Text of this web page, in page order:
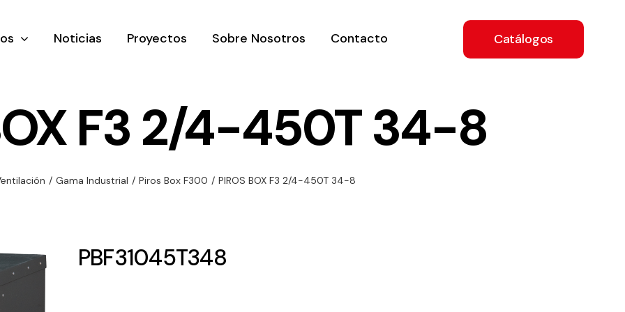
y
de
y
Ventilación
ventilación
Iluminación
Noticias Proyectos Sobre Nosotros Contacto Catálogos
F3 2/4-450T 34-8
/ Gama Industrial / Piros Box F300 / PIROS BOX F3 2/4-450T 34-8
PBF31045T348